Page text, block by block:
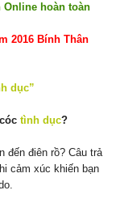
Online hoàn toàn
2016 Bính Thân
tình dục?
đến điên rồ? Câu trả
cảm xúc khiến bạn